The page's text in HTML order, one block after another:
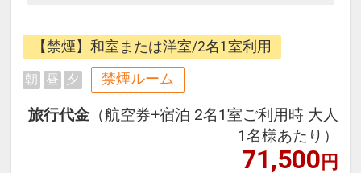
往復の航空券と宿泊がセットになっ
たスタンダードの＜食事なし＞プラ
ンです。
フライトと宿泊を自由に組み合わせ
できるダイナミックパッケージだか
ら、一都市滞在はもちろん周遊旅行
【禁煙】和室または洋室/2名1室利用
朝 昼 夕 禁煙ルーム
旅行代金 （航空券+宿泊 2名1室ご利用時 大人
1名様あたり）
71,500円